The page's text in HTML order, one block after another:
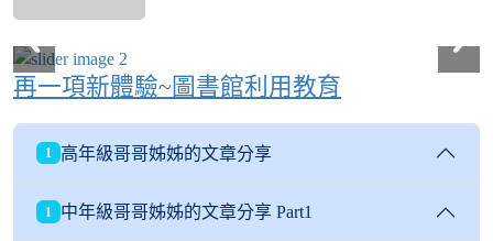
再一項新體驗~圖書館利用教育
1 高年級哥哥姊姊的文章分享
1 中年級哥哥姊姊的文章分享 Part1